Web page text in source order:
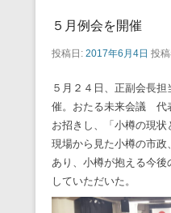
５月例会を開催
投稿日: 2017年6月4日 投
５月２４日、正副会長
催。おたる未来会議
お招きし、「小樽の現
現場から見た小樽の市
あり、小樽が抱える今
していただいた。